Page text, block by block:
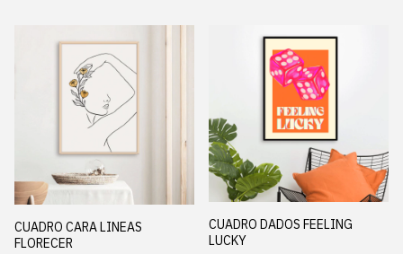
CUADRO CARA LINEAS
FLORECER
CUADRO DADOS FEELING
LUCKY